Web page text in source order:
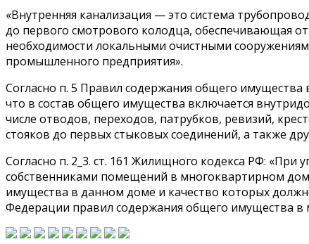
«Внутренняя канализация — это система
до первого смотрового колодца, обеспечивающая
необходимости локальными очистными
промышленного предприятия».
Согласно п. 5 Правил содержания общего
что в состав общего имущества включается
числе отводов, переходов, патрубков, ревизий,
стояков до первых стыковых соединений, а также
Согласно п. 2_3. ст. 161 Жилищного кодекса РФ:
собственниками помещений в многоквартирном
имущества в данном доме и качество которых
Федерации правил содержания общего имущества